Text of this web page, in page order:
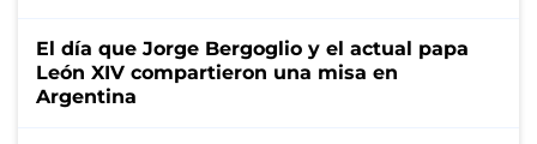
El día que Jorge Bergoglio y el actual papa
León XIV compartieron una misa en
Argentina